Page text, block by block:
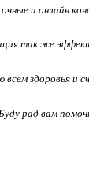
и онлайн
так же
всем здоровья и
Буду рад вам